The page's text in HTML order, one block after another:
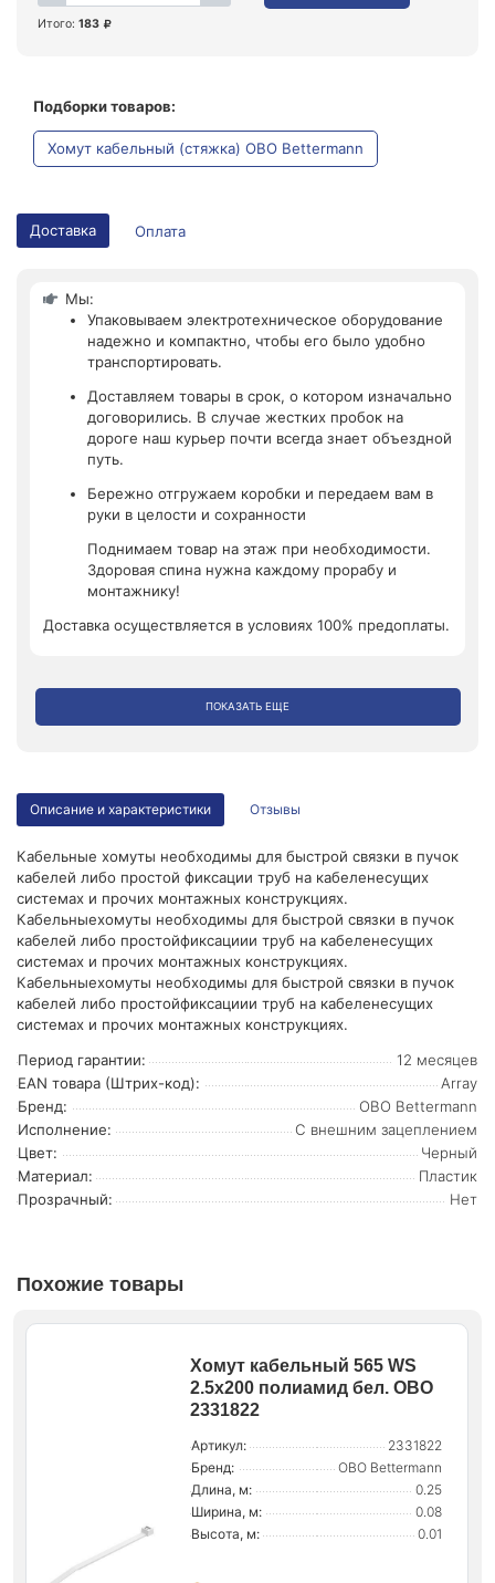
Итого: 183
Подборки товаров:
Хомут кабельный (стяжка) OBO Bettermann
Доставка Оплата
Мы:
Упаковываем электротехническое оборудование
надежно и компактно, чтобы его было удобно
транспортировать.
Доставляем товары в срок, о котором изначально
договорились. В случае жестких пробок на
дороге наш курьер почти всегда знает объездной
путь.
Бережно отгружаем коробки и передаем вам в
руки в целости и сохранности
Поднимаем товар на этаж при необходимости.
Здоровая спина нужна каждому прорабу и
монтажнику!
Доставка осуществляется в условиях 100% предоплаты.
ПОКАЗАТЬ ЕЩЕ
Описание и характеристики Отзывы
Кабельные хомуты необходимы для быстрой связки в пучок
кабелей либо простой фиксации труб на кабеленесущих
системах и прочих монтажных конструкциях.
Кабельныехомуты необходимы для быстрой связки в пучок
кабелей либо простойфиксациии труб на кабеленесущих
системах и прочих монтажных конструкциях.
Кабельныехомуты необходимы для быстрой связки в пучок
кабелей либо простойфиксациии труб на кабеленесущих
системах и прочих монтажных конструкциях.
Период гарантии:
12 месяцев
EAN товара (Штрих-код):
Array
Бренд:
OBO Bettermann
Исполнение:
С внешним зацеплением
Цвет:
Черный
Материал:
Пластик
Прозрачный:
Нет
Похожие товары
Хомут кабельный 565 WS
2.5х200 полиамид бел. OBO
2331822
Артикул:
2331822
Бренд:
OBO Bettermann
Длина, м:
0.25
Ширина, м:
0.08
Высота, м:
0.01